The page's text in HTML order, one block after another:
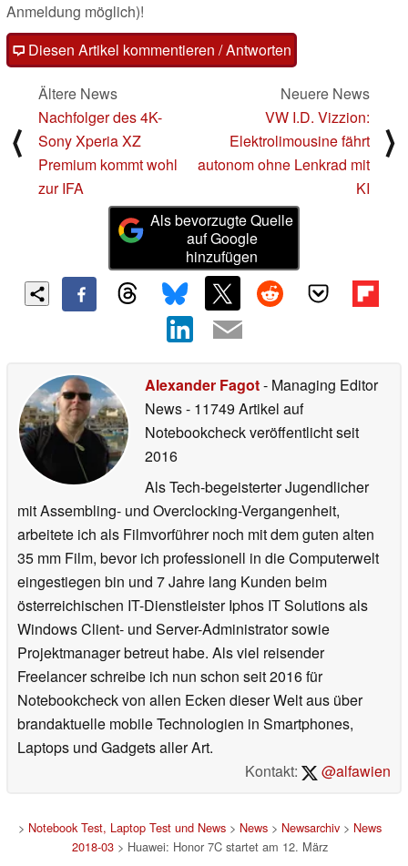
Anmeldung möglich)!
Diesen Artikel kommentieren / Antworten
⟨
Ältere News
Nachfolger des 4K-
Sony Xperia XZ
Premium kommt wohl
zur IFA
Neuere News
VW I.D. Vizzion:
Elektrolimousine fährt
autonom ohne Lenkrad mit
KI
⟩
Als bevorzugte Quelle
auf Google
hinzufügen
Alexander Fagot- Managing Editor
News- 11749 Artikel auf
Notebookcheck veröffentlichtseit
2016
Als Tech-begeisterter Jugendlicher
mit Assembling- und Overclocking-Vergangenheit,
arbeitete ich als Filmvorführer noch mit dem guten alten
35 mm Film, bevor ich professionell in die Computerwelt
eingestiegen bin und 7 Jahre lang Kunden beim
österreichischen IT-Dienstleister Iphos IT Solutions als
Windows Client- und Server-Administrator sowie
Projektmanager betreut habe. Als viel reisender
Freelancer schreibe ich nun schon seit 2016 für
Notebookcheck von allen Ecken dieser Welt aus über
brandaktuelle mobile Technologien in Smartphones,
Laptops und Gadgets aller Art.
Kontakt:
@alfawien
> Notebook Test, Laptop Test und News> News> Newsarchiv> News
2018-03> Huawei: Honor 7C startet am 12. März